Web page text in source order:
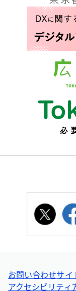
お問い合わせサイ
アクセシビリティ